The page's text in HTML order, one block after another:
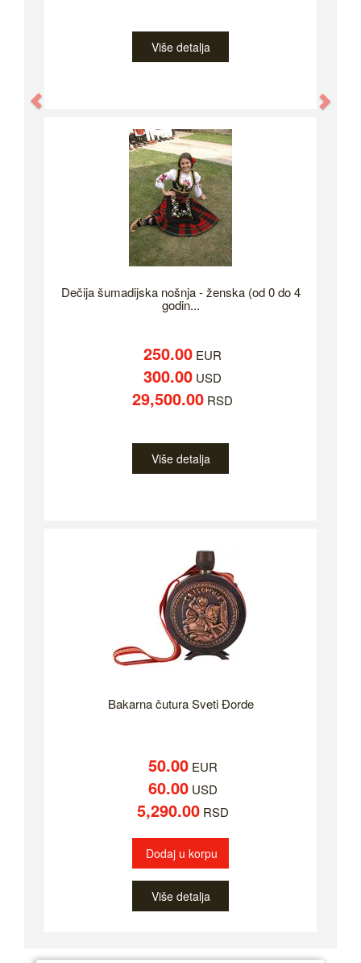
Više detalja
Dečija šumadijska nošnja - ženska (od 0 do 4
godin...
250.00 EUR
300.00 USD
29,500.00 RSD
Više detalja
Bakarna čutura Sveti Đorde
50.00EUR
60.00USD
5,290.00RSD
Dodaj u korpu
Više detalja